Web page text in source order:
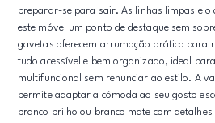
preparar-se para sair. As linhas limpas e
este móvel um ponto de destaque sem
gavetas oferecem arrumação prática para
tudo acessível e bem organizado, ideal
multifuncional sem renunciar ao estilo. A
permite adaptar a cómoda ao seu gosto
branco brilho ou branco mate com